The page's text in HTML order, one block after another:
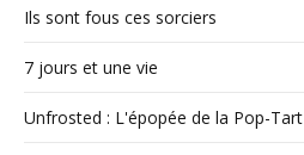
Ils sont fous ces sorciers
7 jours et une vie
Unfrosted : L'épopée de la Pop-Tart